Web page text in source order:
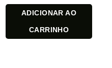
ADICIONAR AO
CARRINHO